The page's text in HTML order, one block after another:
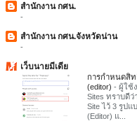
สำนักงาน กศน.
-
สำนักงาน กศน.จังหวัดน่าน
-
เว็บนายมีเดีย
การกำหนดสิท
(editor) - ผู้ใช้
Sites ทราบดี
Site ไว้ 3 รูป
(Editor) แ...